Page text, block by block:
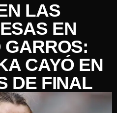
LAS
EN
CAYÓ EN
DE FINAL